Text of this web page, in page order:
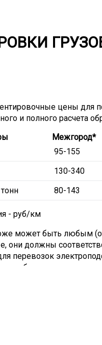
цены для
и полного расчета
Межгород*
95-155
130-340
80-143
- руб/км
может быть любым
они должны
перевозок
общего пользования.